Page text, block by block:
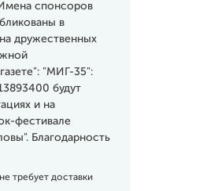
спонсоров
в
дружественных
"МИГ-35":
будут
и на
фестивале
Благодарность
требует доставки